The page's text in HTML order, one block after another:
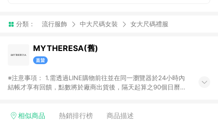
分類： 流行服飾 中大尺碼女裝 女大尺碼禮服
MYTHERESA(舊)
※注意事項： 1.需透過LINE購物前往並在同一瀏覽器於24小時內
結帳才享有回饋，點數將於廠商出貨後，隔天起算之90個日曆天
差異。 4.若於商家App下單，不符合LINE購物導購資格。 5.訂單
相似商品 熱銷排行榜 商品描述